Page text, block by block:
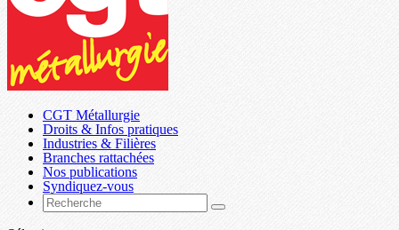
CGT Métallurgie
Droits & Infos pratiques
Industries & Filières
Branches rattachées
Nos publications
Syndiquez-vous